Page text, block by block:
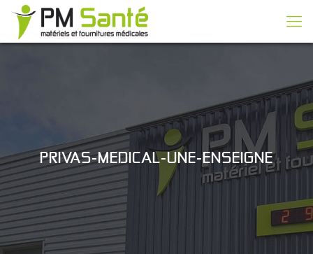
PRIVAS-MEDICAL-UNE-ENSEIGNE